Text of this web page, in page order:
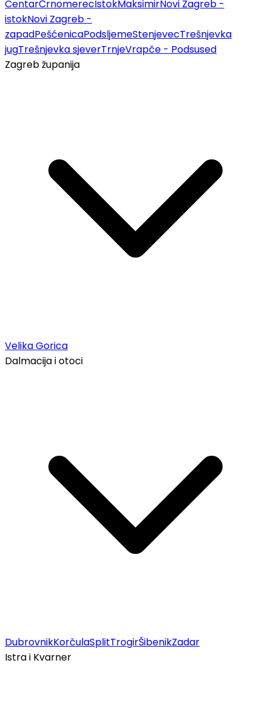
CentarČrnomerecIstokMaksimirNovi Zagreb -
istokNovi Zagreb -
zapadPešćenicaPodsljemeStenjevecTrešnjevka
jugTrešnjevka sjeverTrnjeVrapče - Podsused
Zagreb županija
Velika Gorica
Dalmacija i otoci
DubrovnikKorčulaSplitTrogirŠibenikZadar
Istra i Kvarner